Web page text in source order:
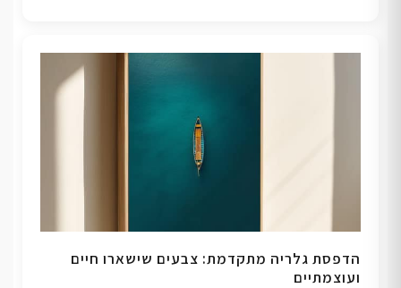
הדפסת גלריה מתקדמת: צבעים שישארו חיים
ועוצמתיים